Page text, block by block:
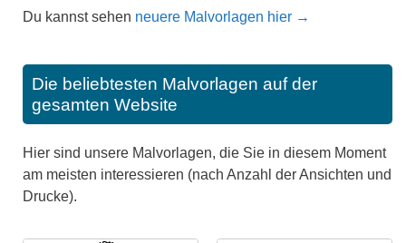
Du kannst sehen neuere Malvorlagen hier →
Die beliebtesten Malvorlagen auf der
gesamten Website
Hier sind unsere Malvorlagen, die Sie in diesem Moment
am meisten interessieren (nach Anzahl der Ansichten und
Drucke).